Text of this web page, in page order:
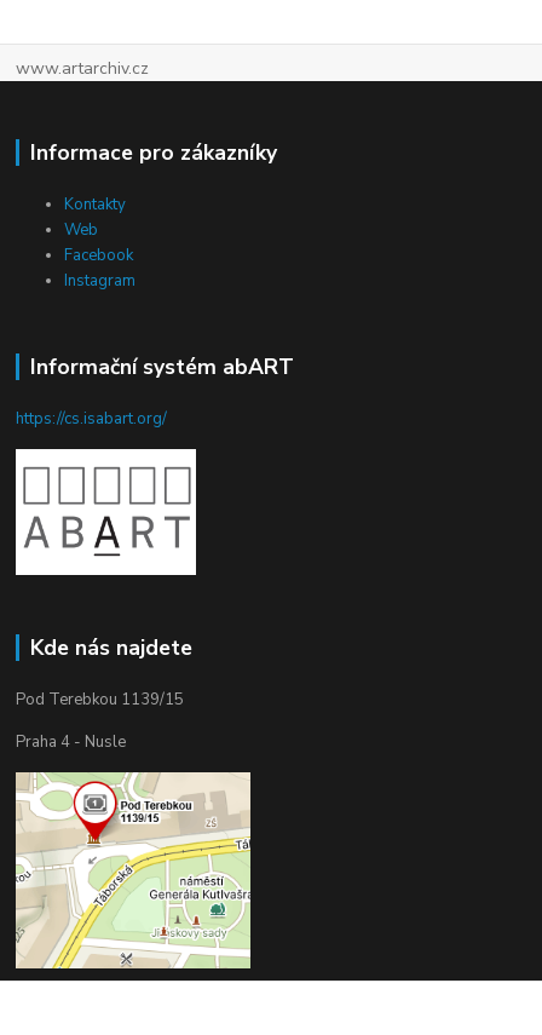
www.artarchiv.cz
Informace pro zákazníky
Kontakty
Web
Facebook
Instagram
Informační systém abART
https://cs.isabart.org/
Kde nás najdete
Pod Terebkou 1139/15
Praha 4 - Nusle